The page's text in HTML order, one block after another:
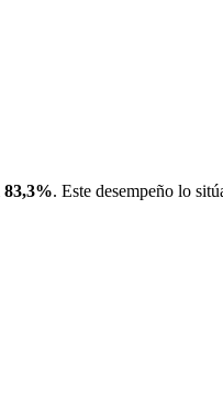
83,3%. Este desempeño lo